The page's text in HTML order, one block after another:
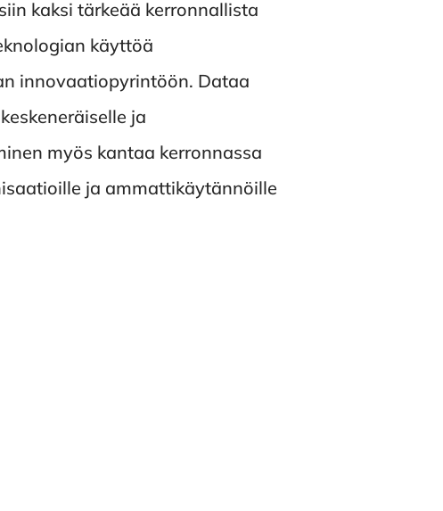
kaksi tärkeää kerronnallista
käyttöä
innovaatiopyrintöön. Dataa
ja
myös kantaa kerronnassa
ja ammattikäytännöille